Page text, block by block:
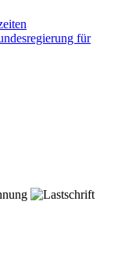
für